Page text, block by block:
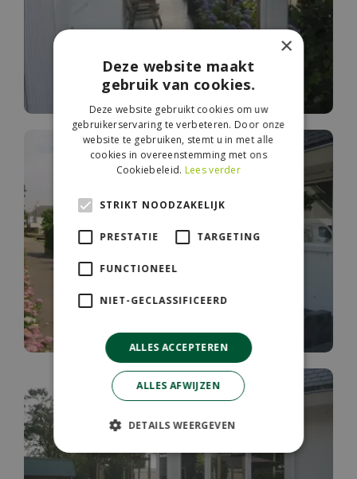
×
Deze website maakt
gebruik van cookies.
Deze website gebruikt cookies om uw
gebruikerservaring te verbeteren. Door onze
website te gebruiken, stemt u in met alle
cookies in overeenstemming met ons
Cookiebeleid. Lees verder
STRIKT NOODZAKELIJK
PRESTATIE TARGETING
FUNCTIONEEL
NIET-GECLASSIFICEERD
ALLES ACCEPTEREN
ALLES AFWIJZEN
DETAILS WEERGEVEN